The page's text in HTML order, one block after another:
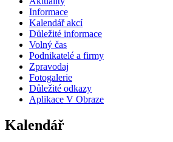
Informace
Kalendář akcí
Důležité informace
Volný čas
Podnikatelé a firmy
Zpravodaj
Fotogalerie
Důležité odkazy
Aplikace V Obraze
Kalendář